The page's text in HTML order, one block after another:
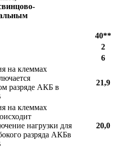
40**
2
6
на клеммах
разряде АКБ в
21,9
на клеммах
нагрузки для
разряда АКБв
20,0